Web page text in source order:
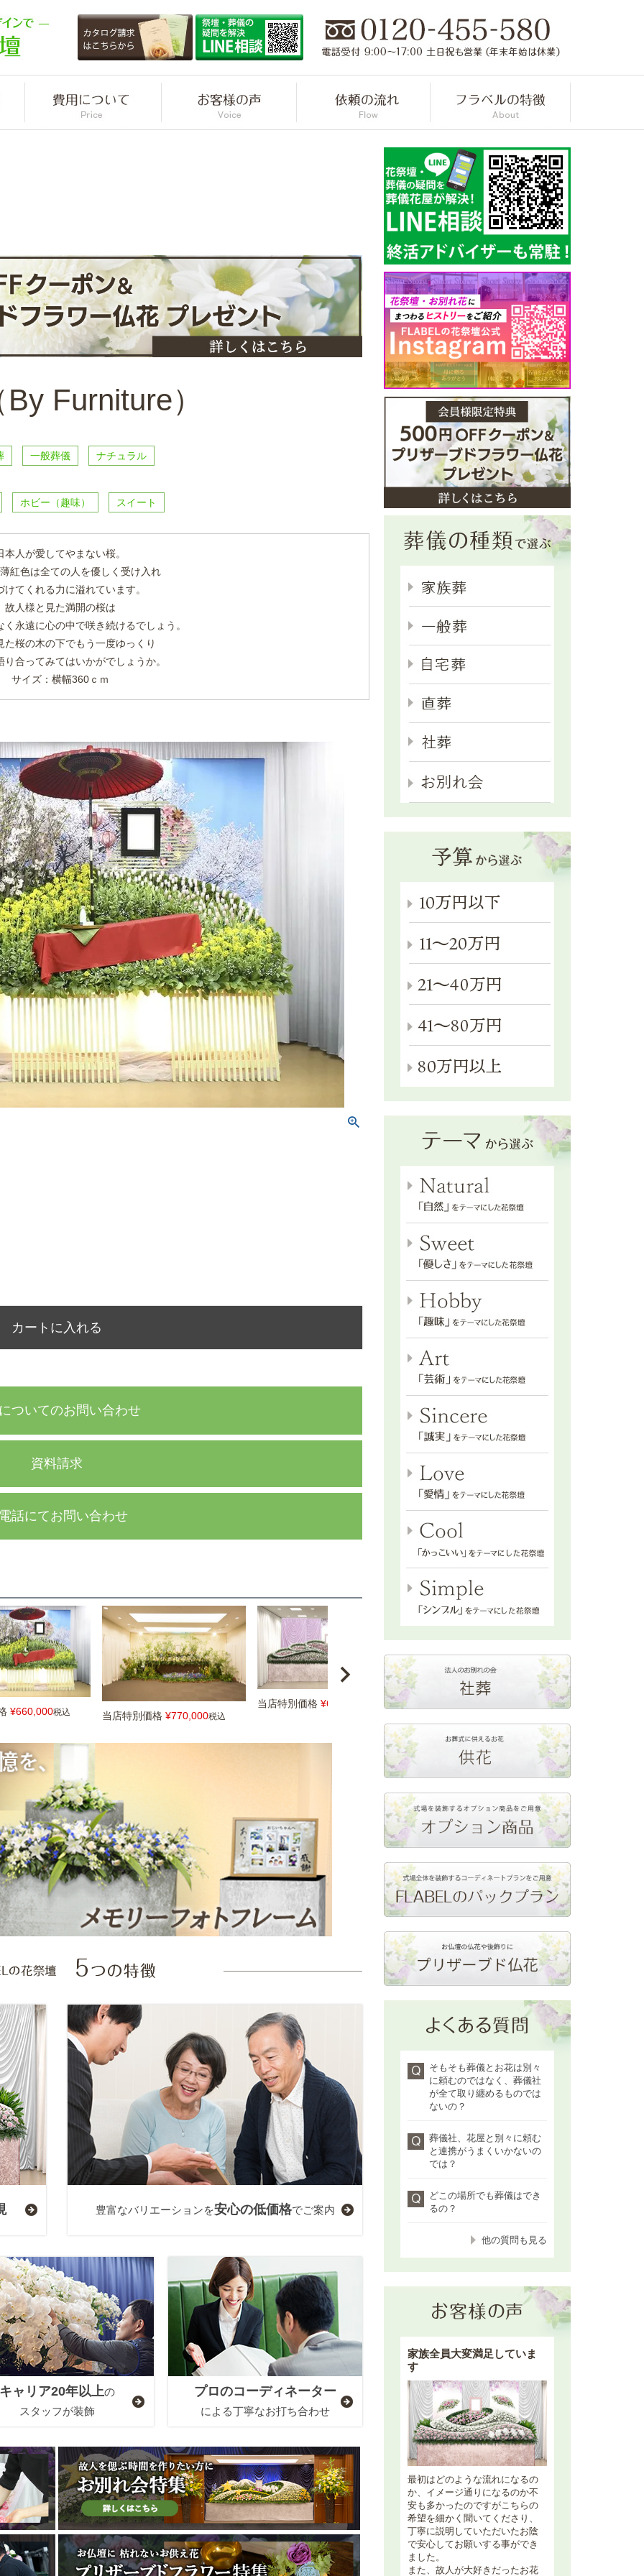
Furniture）
一般葬儀 ナチュラル
ホビー（趣味） スイート
本人が愛してやまない桜。
紅色は全ての人を優しく受け入れ
けてくれる力に溢れています。
故人様と見た満開の桜は
く永遠に心の中で咲き続けるでしょう。
た桜の木の下でもう一度ゆっくり
り合ってみてはいかがでしょうか。
サイズ：横幅360ｃｍ
カートに入れる
ついてのお問い合わせ
資料請求
話にてお問い合わせ
¥660,000税込 当店特別価格 ¥770,000税込
当店特別価格 ¥660,000
当店特別価格 ¥264,000税込 当店特別価格
豊富なバリエーションを安心の低価格でご案内
ャリア20年以上の
スタッフが装飾
プロのコーディネーター
による丁寧なお打ち合わせ
そもそも葬儀とお花は別々
に頼むのではなく、葬儀社
が全て取り纏めるものでは
ないの？
葬儀社、花屋と別々に頼む
と連携がうまくいかないの
では？
どこの場所でも葬儀はでき
るの？
他の質問も見る
家族全員大変満足していま
す
最初はどのような流れになるの
か、イメージ通りになるのか不
安も多かったのですがこちらの
希望を細かく聞いてくださり、
丁寧に説明していただいたお陰
で安心してお願いする事ができ
ました。
また、故人が大好きだったお花